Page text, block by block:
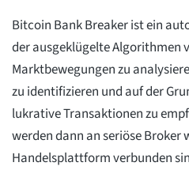
Bitcoin Bank Breaker ist ein
der ausgeklügelte Algorithmen
Marktbewegungen zu
zu identifizieren und auf der
lukrative Transaktionen zu
werden dann an seriöse Broker
Handelsplattform verbunden